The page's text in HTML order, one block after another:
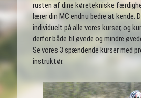
rusten af dine køretekniske
lærer din MC endnu bedre at kende.
individuelt på alle vores kurser, og
derfor både til øvede og mindre
Se vores 3 spændende kurser med
instruktør.